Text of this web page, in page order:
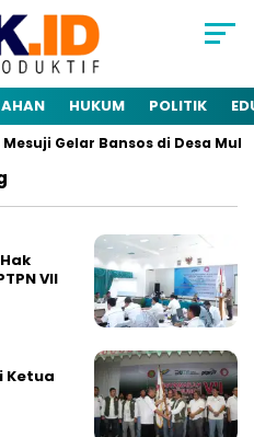
HUKUM POLITIK
Gelar Bansos di Desa
VII
Ketua